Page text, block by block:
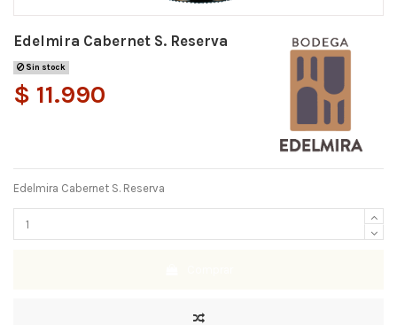
Edelmira Cabernet S. Reserva
Sin stock
$ 11.990
Edelmira Cabernet S. Reserva